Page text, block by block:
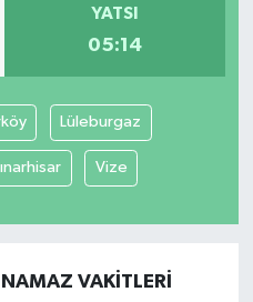
YATSI
05:14
Lüleburgaz
Vize
VAKITLERI